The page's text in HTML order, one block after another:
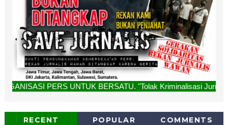
UNTUK BERSATU. "Tolak Kriminalisasi Jurnalis, Rekan
RECENT POPULAR COMMENTS